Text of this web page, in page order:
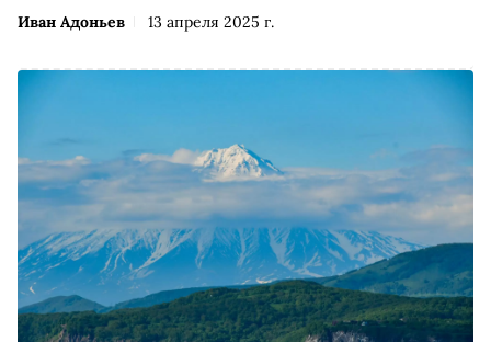
Иван Адоньев 13 апреля 2025 г.